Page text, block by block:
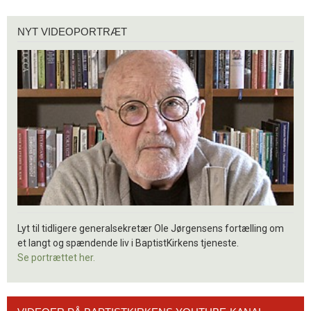
videoportræt
NYT VIDEOPORTRÆT
Lyt til tidligere generalsekretær Ole Jørgensens fortælling om
et langt og spændende liv i BaptistKirkens tjeneste.
Se portrættet her.